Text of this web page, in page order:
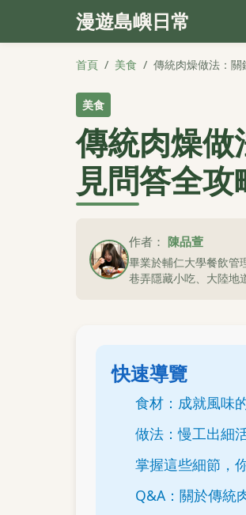
漫遊島嶼日常
首頁 / 美食 / 傳統肉燥做法：
美食
傳統肉燥做
見問答全攻
作者： 陳品萱
畢業於輔仁大學餐飲管
巷弄隱藏小吃、大陸地
快速導覽
食材：成就風味
做法：慢工出細
掌握這些細節，
Q&A：關於傳統